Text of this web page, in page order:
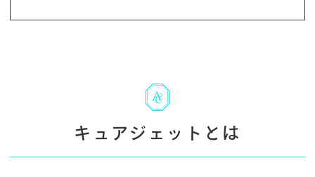
キュアジェットとは